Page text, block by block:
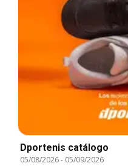
Dportenis catálogo
05/08/2026- 05/09/2026